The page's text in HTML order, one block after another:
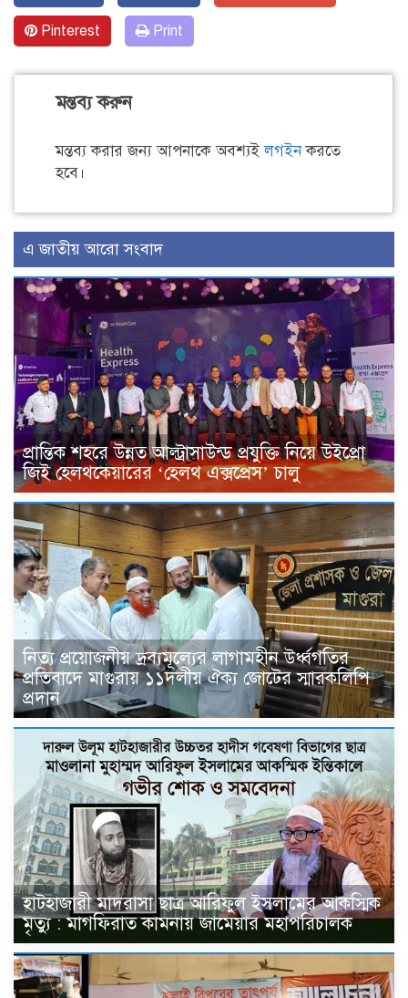
Pinterest Print
মন্তব্য করুন
মন্তব্য করার জন্য আপনাকে অবশ্যইলগইনকরতে
হবে।
এ জাতীয় আরো সংবাদ
প্রান্তিক শহরে উন্নত আল্ট্রাসাউন্ড প্রযুক্তি নিয়ে উইপ্রো
জিই হেলথকেয়ারের ‘হেলথ এক্সপ্রেস’ চালু
নিত্য প্রয়োজনীয় দ্রব্যমূল্যের লাগামহীন উর্ধ্বগতির
প্রতিবাদে মাগুরায় ১১দলীয় ঐক্য জোটের স্মারকলিপি
প্রদান
হাটহাজারী মাদরাসা ছাত্র আরিফুল ইসলামের আকস্মিক
মৃত্যু : মাগফিরাত কামনায় জামেয়ার মহাপরিচালক